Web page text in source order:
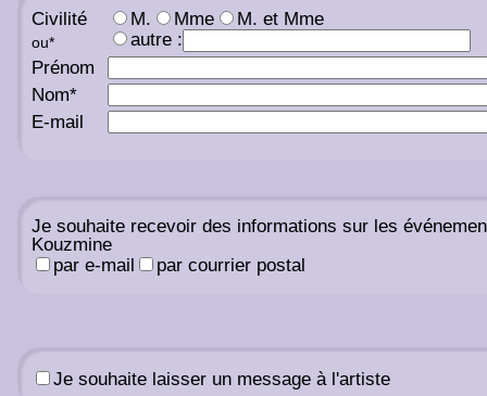
Civilité
ou*
M. Mme
M. et Mme
autre :
Prénom
Nom*
E-mail
Je souhaite recevoir des informations sur les
Kouzmine
par e-mail
par courrier postal
Je souhaite laisser un message à l'artiste